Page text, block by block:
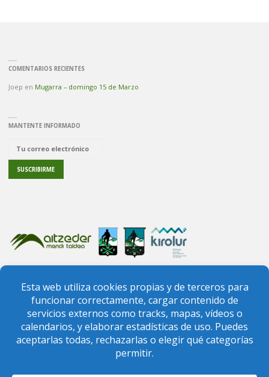
COMENTARIOS RECIENTES
Joep en Mugarra – domingo 15 de Marzo
MANTENTE INFORMADO
PREGUNTAS FRECUENTES
CONTACTO
FEDERACIÓN VIZCAÍNA DE MONTAÑA
FEDERACIÓN VASCA DE MONTAÑA